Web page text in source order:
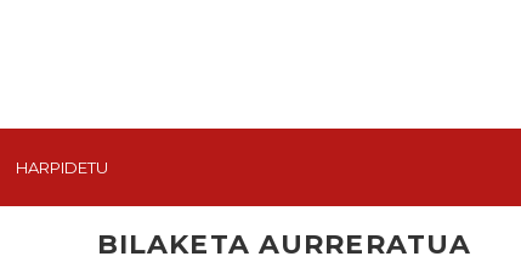
HARPIDETU
BILAKETA AURRERATUA